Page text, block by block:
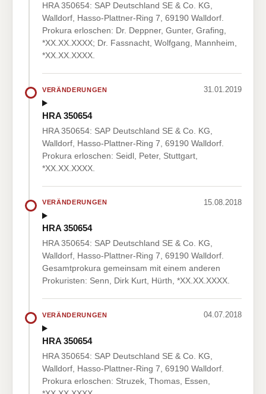
HRA 350654: SAP Deutschland SE & Co. KG,
Walldorf, Hasso-Plattner-Ring 7, 69190 Walldorf.
Prokura erloschen: Dr. Deppner, Gunter, Grafing,
*XX.XX.XXXX; Dr. Fassnacht, Wolfgang, Mannheim,
*XX.XX.XXXX.
VERÄNDERUNGEN 31.01.2019
HRA 350654
HRA 350654: SAP Deutschland SE & Co. KG,
Walldorf, Hasso-Plattner-Ring 7, 69190 Walldorf.
Prokura erloschen: Seidl, Peter, Stuttgart,
*XX.XX.XXXX.
VERÄNDERUNGEN 15.08.2018
HRA 350654
HRA 350654: SAP Deutschland SE & Co. KG,
Walldorf, Hasso-Plattner-Ring 7, 69190 Walldorf.
Gesamtprokura gemeinsam mit einem anderen
Prokuristen: Senn, Dirk Kurt, Hürth, *XX.XX.XXXX.
VERÄNDERUNGEN 04.07.2018
HRA 350654
HRA 350654: SAP Deutschland SE & Co. KG,
Walldorf, Hasso-Plattner-Ring 7, 69190 Walldorf.
Prokura erloschen: Struzek, Thomas, Essen,